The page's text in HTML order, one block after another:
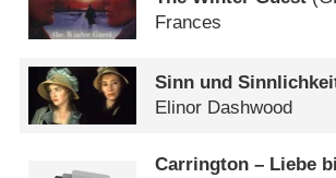
Frances
Sinn und
Elinor Dashwood
Carrington – Liebe